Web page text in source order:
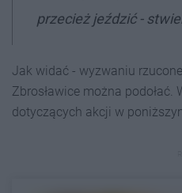
przecież jeździć -
Jak widać - wyzwaniu
Zbrosławice można podołać.
dotyczących akcji w